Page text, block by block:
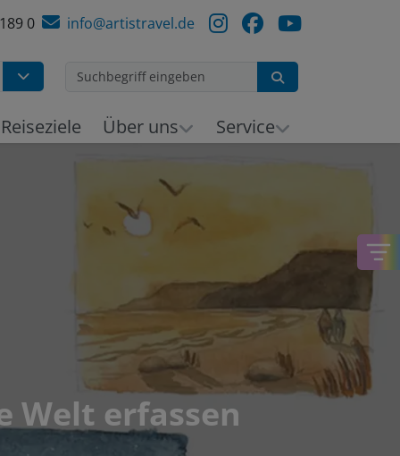
0 info@artistravel.de
Reiseziele Über uns Service
Welt erfassen